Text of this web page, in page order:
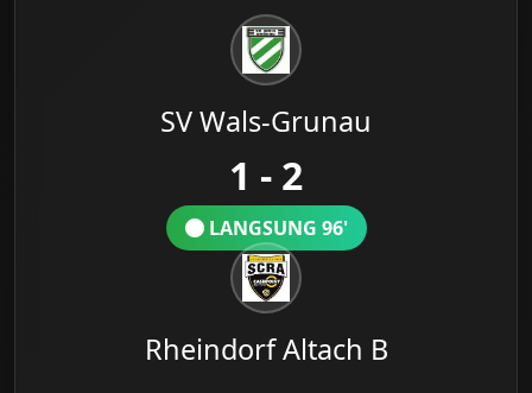
SV Wals-Grunau
1 - 2
LANGSUNG 96'
Rheindorf Altach B